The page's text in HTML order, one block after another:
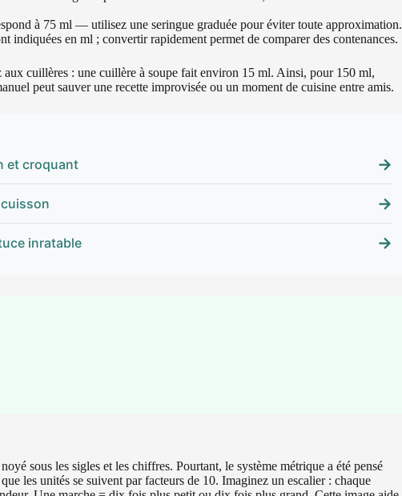
à 75 ml — utilisez une seringue graduée pour éviter toute approximation.
indiquées en ml ; convertir rapidement permet de comparer des contenances.
aux cuillères : une cuillère à soupe fait environ 15 ml. Ainsi, pour 150 ml,
peut sauver une recette improvisée ou un moment de cuisine entre amis.
et croquant →
→
inratable →
sous les sigles et les chiffres. Pourtant, le système métrique a été pensé
les unités se suivent par facteurs de 10. Imaginez un escalier : chaque